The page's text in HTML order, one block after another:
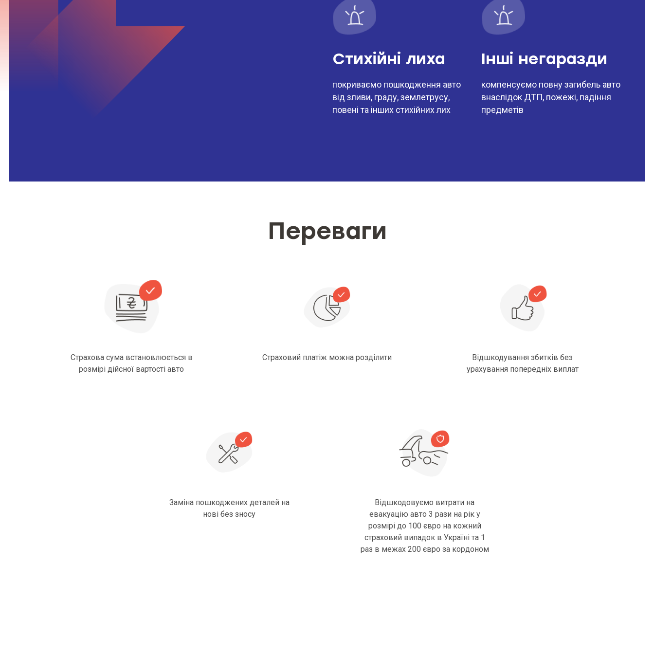
Стихійні лиха
покриваємо пошкодження авто
від зливи, граду, землетрусу,
повені та інших стихійних лих
Інші негаразди
компенсуємо повну загибель авто
внаслідок ДТП, пожежі, падіння
предметів
Переваги
Страхова сума встановлюється в
розмірі дійсної вартості авто
Страховий платіж можна розділити
Відшкодування збитків без
урахування попередніх виплат
Заміна пошкоджених деталей на
нові без зносу
Відшкодовуємо витрати на
евакуацію авто 3 рази на рік у
розмірі до 100 євро на кожний
страховий випадок в Україні та 1
раз в межах 200 євро за кордоном